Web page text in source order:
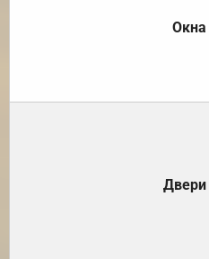
Окна
Двери